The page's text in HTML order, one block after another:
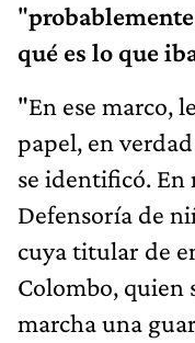
"
qué es lo que
"En ese marco,
papel, en
se identificó. En
Defensoría de
cuya titular de
Colombo, quien
marcha una